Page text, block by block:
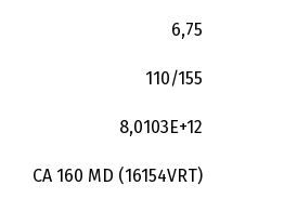
6,75
110/155
8,0103E+12
CA 160 MD (16154VRT)